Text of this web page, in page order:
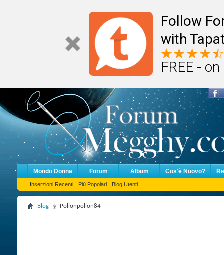
Follow
with
FREE -
Mondo Donna Forum Album Cos'è Nuovo?
Inserzioni Recenti Più Popolari Blog Utenti
Blog Pollonpollon84